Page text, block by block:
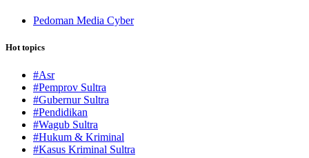
Pedoman Media Cyber
Hot topics
#Asr
#Pemprov Sultra
#Gubernur Sultra
#Pendidikan
#Wagub Sultra
#Hukum & Kriminal
#Kasus Kriminal Sultra